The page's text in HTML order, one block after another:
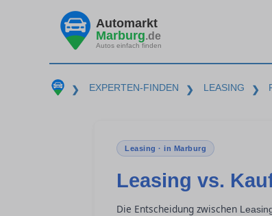
Automarkt
Marburg.de
Autos einfach finden
❯ EXPERTEN-FINDEN ❯ LEASING ❯
Leasing · in Marburg
Leasing vs.
Die Entscheidung zwischen